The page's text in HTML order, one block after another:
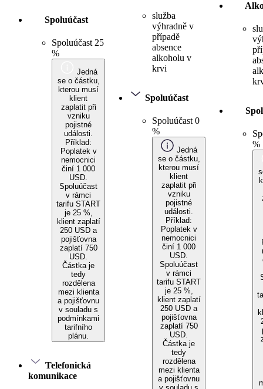
Spoluúčast
Spoluúčast 25
%
Jedná
se o částku,
kterou musí
klient
zaplatit při
vzniku
pojistné
události.
Příklad:
Poplatek v
nemocnici
činí 1 000
USD.
Spoluúčast
v rámci
tarifu START
je 25 %,
klient zaplatí
250 USD a
pojišťovna
zaplatí 750
USD.
Částka je
tedy
rozdělena
mezi klienta
a pojišťovnu
v souladu s
podmínkami
tarifního
plánu.
Telefonická
komunikace
služba
výhradně v
případě
absence
alkoholu v
krvi
Spoluúčast
Spoluúčast 0
%
Jedná
se o částku,
kterou musí
klient
zaplatit při
vzniku
pojistné
události.
Příklad:
Poplatek v
nemocnici
činí 1 000
USD.
Spoluúčast
v rámci
tarifu START
je 25 %,
klient zaplatí
250 USD a
pojišťovna
zaplatí 750
USD.
Částka je
tedy
rozdělena
mezi klienta
a pojišťovnu
%